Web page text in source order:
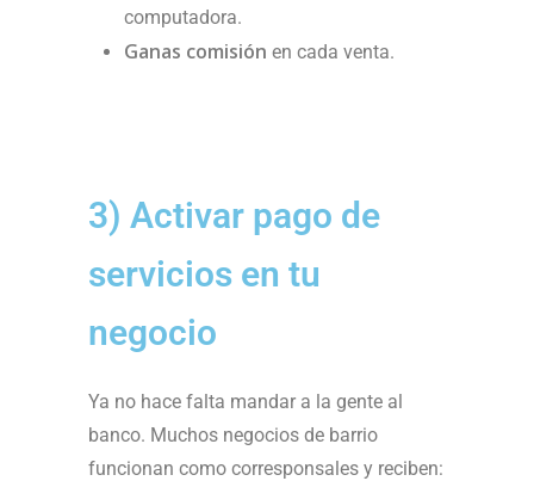
computadora.
Ganas comisión en cada venta.
3) Activar pago de
servicios en tu
negocio
Ya no hace falta mandar a la gente al
banco. Muchos negocios de barrio
funcionan como corresponsales y reciben: